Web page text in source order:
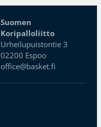
Suomen
Koripalloliitto
Urheilupuistontie 3
02200 Espoo
office@basket.fi